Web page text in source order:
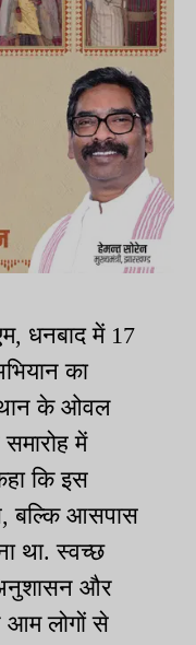
धनबाद में 17
का
के ओवल
में
कि इस
बल्कि आसपास
था. स्वच्छ
और
आम लोगों से